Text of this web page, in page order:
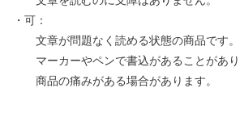
・可：
文章が問題なく読める状態の商品です。
マーカーやペンで書込があることがあり
商品の痛みがある場合があります。